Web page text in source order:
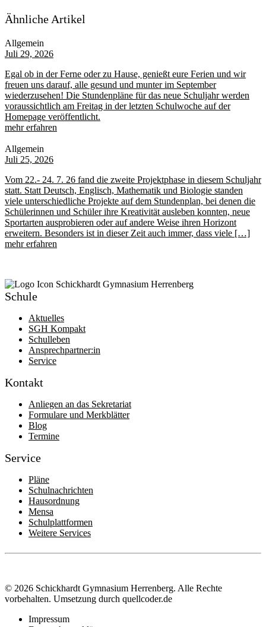
Ähnliche Artikel
Allgemein
Juli 29, 2026
Egal ob in der Ferne oder zu Hause, genießt eure Ferien und wir
freuen uns darauf, alle gesund und munter im September
wiederzusehen! Die Stundenpläne für das neue Schuljahr werden
voraussichtlich am Freitag in der letzten Schulwoche auf der
Homepage veröffentlicht.
mehr erfahren
Allgemein
Juli 25, 2026
Vom 22.- 24. 7. 26 fand die zweite Projektphase in diesem Schuljahr
statt. Statt Deutsch, Englisch, Mathematik und Biologie standen
viele unterschiedliche Projekte auf dem Stundenplan, bei denen die
Schülerinnen und Schüler ihre Kreativität ausleben konnten, neue
Sportarten ausprobieren oder auf andere Weise ihren Horizont
erweitern. Besonders ist in dieser Zeit auch immer, dass viele […]
mehr erfahren
Schule
Aktuelles
SGH Kompakt
Schulleben
Ansprechpartner:in
Service
Kontakt
Anliegen an das Sekretariat
Formulare und Merkblätter
Blog
Termine
Service
Pläne
Schulnachrichten
Hausordnung
Mensa
Schulplattformen
Weitere Services
© 2026 Schickhardt Gymnasium Herrenberg. Alle Rechte
vorbehalten. Umsetzung durch quellcoder.de
Impressum